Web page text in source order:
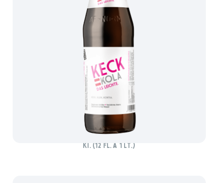
KECK KOLA – DAS LEICHTE
Ki. (12 Fl. à 1 lt.)